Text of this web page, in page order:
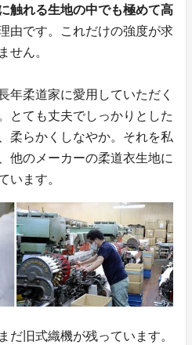
触れる生地の中でも極めて高
由です。これだけの強度が求
せん。
年柔道家に愛用していただく
とても丈夫でしっかりとした
柔らかくしなやか。それを私
他のメーカーの柔道衣生地に
います。
だ旧式織機が残っています。